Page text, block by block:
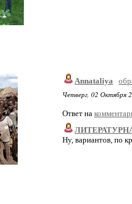
Annataliya
Четверг, 02 Октября
Ответ на
Ну, вариантов, по